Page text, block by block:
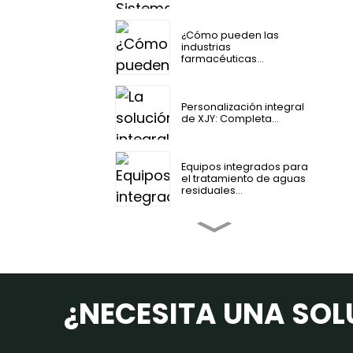
¿Cómo pueden las
industrias
farmacéuticas...
Personalización integral
de XJY: Completa...
Equipos integrados para
el tratamiento de aguas
residuales...
lodos de depuradora
municipales...
¿NECESITA UNA